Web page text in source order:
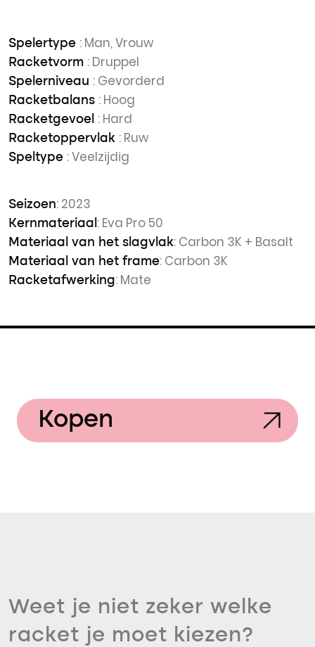
Spelertype : Man, Vrouw
Racketvorm : Druppel
Spelerniveau : Gevorderd
Racketbalans : Hoog
Racketgevoel : Hard
Racketoppervlak : Ruw
Speltype : Veelzijdig
Seizoen: 2023
Kernmateriaal : Eva Pro 50
Materiaal van het slagvlak: Carbon 3K + Basalt
Materiaal van het frame: Carbon 3K
Racketafwerking: Mate
Kopen
Weet je niet zeker welke
racket je moet kiezen?